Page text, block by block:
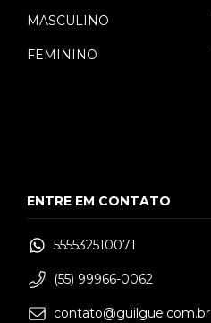
MASCULINO
FEMININO
ENTRE EM CONTATO
555532510071
(55) 99966-0062
contato@guilgue.com.br